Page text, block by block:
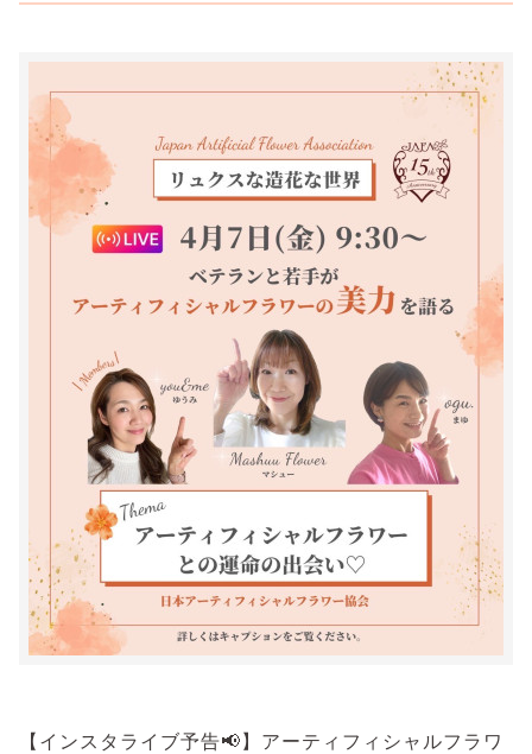
【インスタライブ予告📢】アーティフィシャルフラワ